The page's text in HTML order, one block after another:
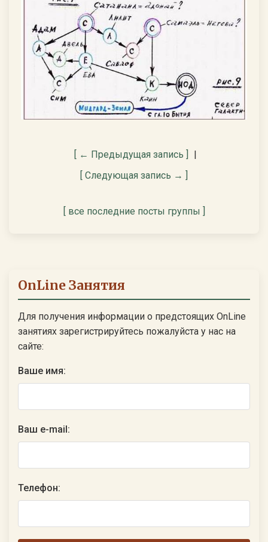
[ ← Предыдущая запись ]
|
[ Следующая запись → ]
[ все последние посты группы ]
OnLine Занятия
Для получения информации о предстоящих OnLine
занятиях зарегистрируйтесь пожалуйста у нас на
сайте:
Ваше имя:
Ваш e-mail:
Телефон: